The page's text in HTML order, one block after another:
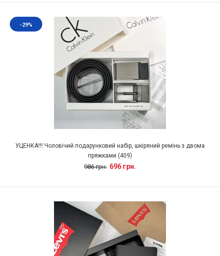
-29%
УЦЕНКА!!! Чоловічий подарунковий набір, шкіряний ремінь з двома
пряжками (409)
986 грн. 696 грн.